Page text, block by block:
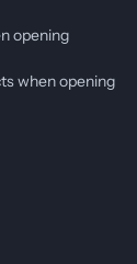
opening
when opening